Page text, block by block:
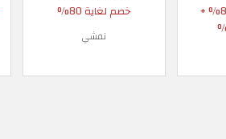
خصومات حتى 85% +
خصم لغاية 80%
نمشي